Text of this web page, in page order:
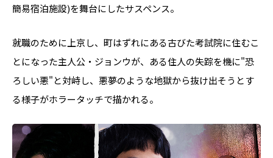
簡易宿泊施設)を舞台にしたサスペンス。
就職のために上京し、町はずれにある古びた考試院に住むこ
とになった主人公・ジョンウが、ある住人の失踪を機に"恐
ろしい悪"と対峙し、悪夢のような地獄から抜け出そうとす
る様子がホラータッチで描かれる。